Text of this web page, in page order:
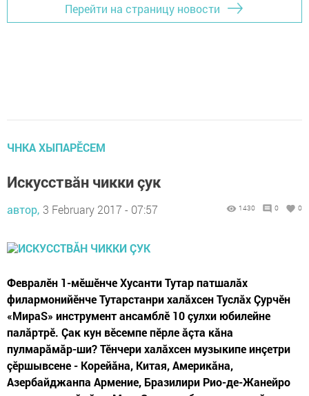
Перейти на страницу новости
ЧНКА ХЫПАРӖСЕМ
Искусствăн чикки çук
автор, 3 February 2017 - 07:57 1430 0 0
Февралӗн 1-мӗшӗнче Хусанти Тутар патшалăх
филармонийӗнче Тутарстанри халăхсен Туслăх Çурчӗн
«МираS» инструмент ансамблӗ 10 çулхи юбилейне
палăртрӗ. Çак кун вӗсемпе пӗрле ăçта кăна
пулмарăмăр-ши? Тӗнчери халăхсен музыкипе инçетри
çӗршывсене - Корейăна, Китая, Америкăна,
Азербайджанпа Армение, Бразилири Рио-де-Жанейро